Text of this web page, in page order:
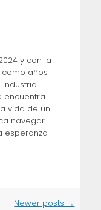
y con la
años
encuentra
vida de un
navegar
esperanza
Newer posts →